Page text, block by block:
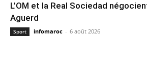
L’OM et la Real Sociedad
Aguerd
Sport infomaroc - 6 août 2026